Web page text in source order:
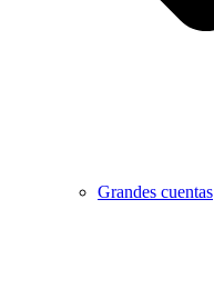
Grandes cuentas